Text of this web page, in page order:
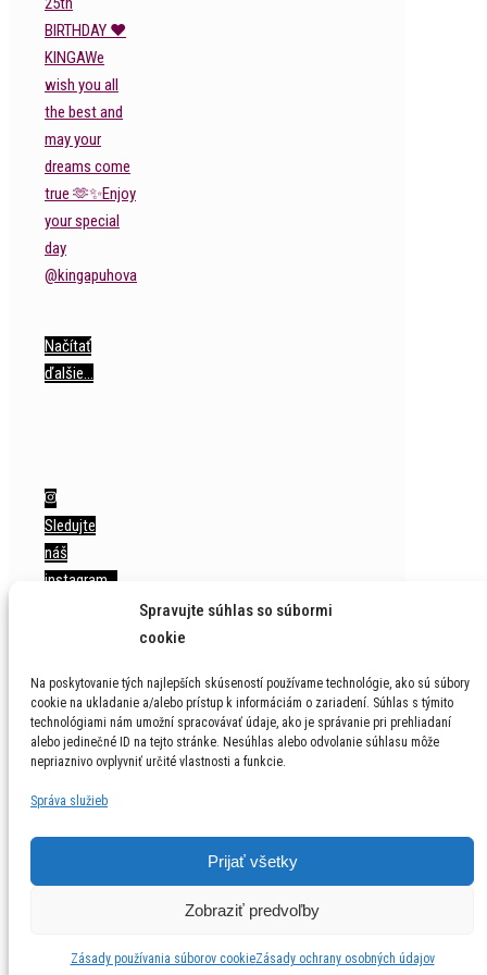
Spravujte súhlas so súbormi
cookie
Na poskytovanie tých najlepších skúseností používame technológie, ako sú súbory
cookie na ukladanie a/alebo prístup k informáciám o zariadení. Súhlas s týmito
technológiami nám umožní spracovávať údaje, ako je správanie pri prehliadaní
alebo jedinečné ID na tejto stránke. Nesúhlas alebo odvolanie súhlasu môže
nepriaznivo ovplyvniť určité vlastnosti a funkcie.
Správa služieb
Prijať všetky
Zobraziť predvoľby
Zásady používania súborov cookieZásady ochrany osobných údajov
Načítať
ďalšie…
Sledujte
náš
instagram…
© 1996 - 2026 LGM, s.r.o. Všetky práva vyhrdené /
All Rights Reserved
Ochrana osobných údajov